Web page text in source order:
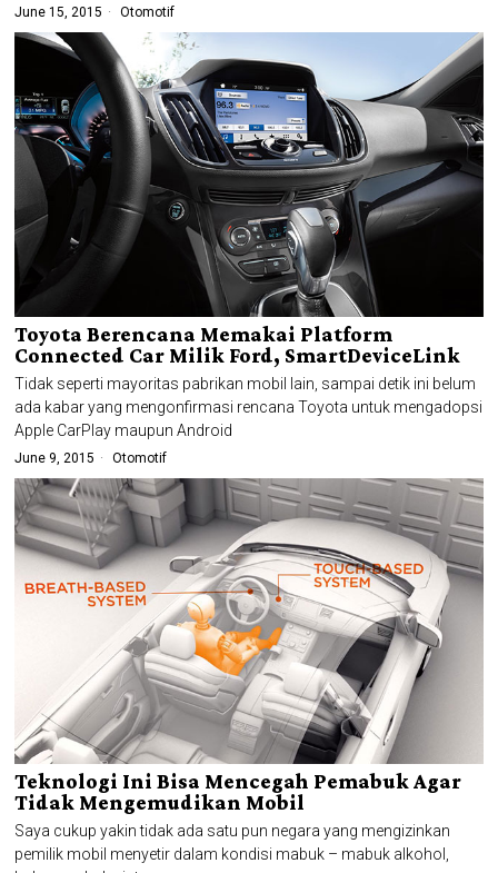
June 15, 2015 Otomotif
Toyota Berencana Memakai Platform
Connected Car Milik Ford, SmartDeviceLink
Tidak seperti mayoritas pabrikan mobil lain, sampai detik ini belum
ada kabar yang mengonfirmasi rencana Toyota untuk mengadopsi
Apple CarPlay maupun Android
June 9, 2015 Otomotif
Teknologi Ini Bisa Mencegah Pemabuk Agar
Tidak Mengemudikan Mobil
Saya cukup yakin tidak ada satu pun negara yang mengizinkan
pemilik mobil menyetir dalam kondisi mabuk – mabuk alkohol,